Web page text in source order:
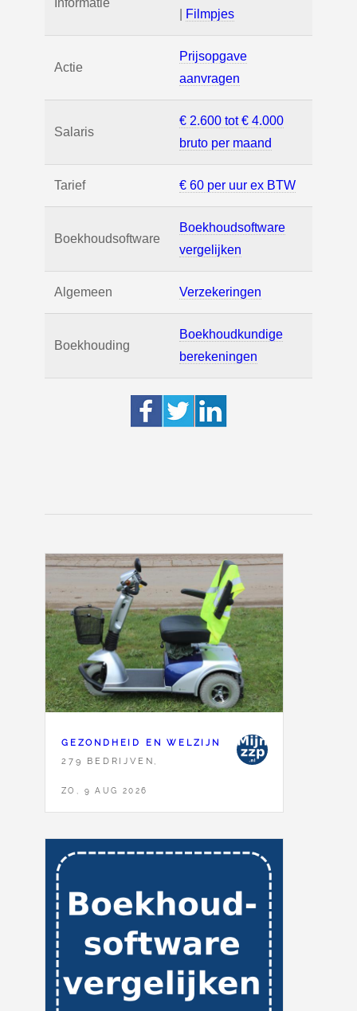
Informatie
Filmpjes
Actie
Prijsopgave
aanvragen
Salaris
€ 2.600 tot € 4.000
bruto per maand
Tarief € 60 per uur ex BTW
Boekhoudsoftware
Boekhoudsoftware
vergelijken
Algemeen Verzekeringen
Boekhouding
Boekhoudkundige
berekeningen
GEZONDHEID EN WELZIJN
279 BEDRIJVEN,
ZO, 9 AUG 2026